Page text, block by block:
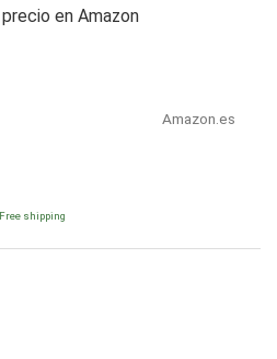
en Amazon
Amazon.es
Free shipping